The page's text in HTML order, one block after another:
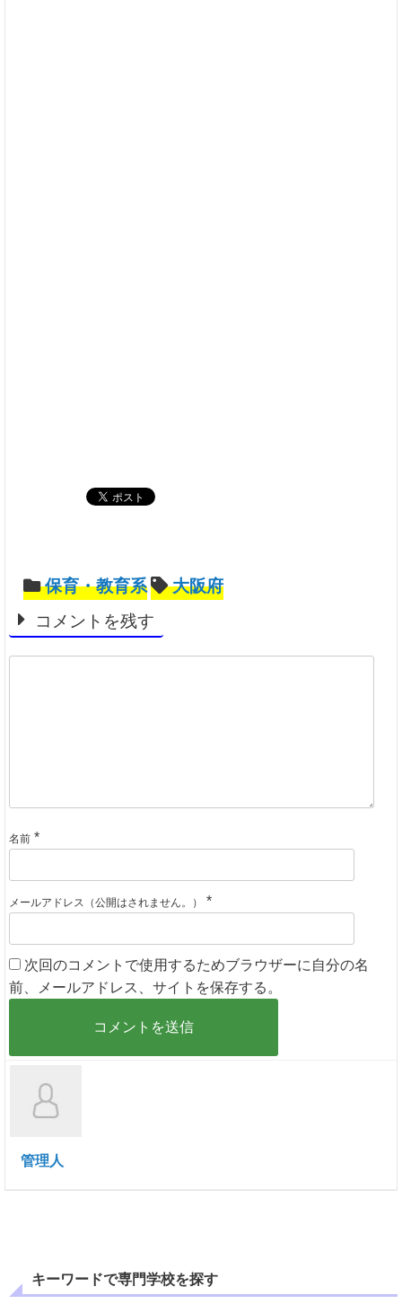
保育・教育系
大阪府
コメントを残す
名前 *
メールアドレス（公開はされません。） *
次回のコメントで使用するためブラウザーに自分の名
前、メールアドレス、サイトを保存する。
管理人
キーワードで専門学校を探す